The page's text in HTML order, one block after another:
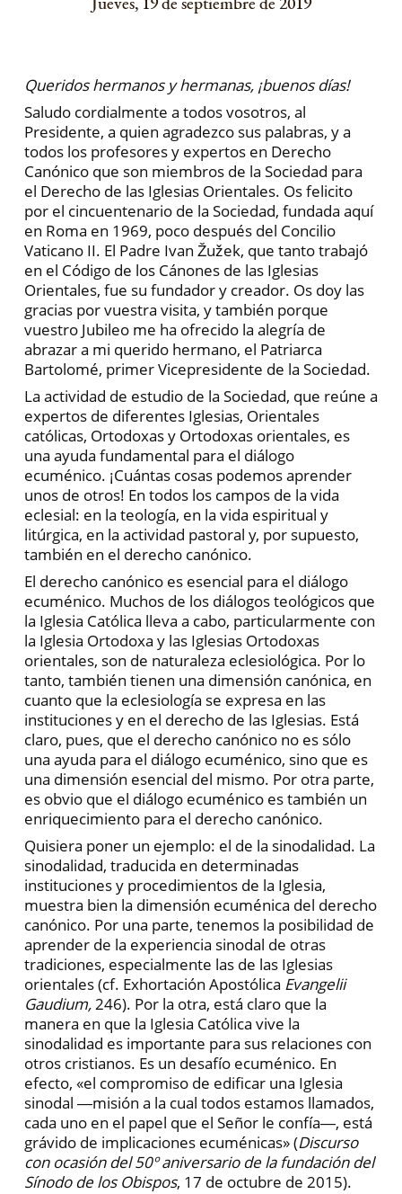
Queridos hermanos y hermanas, ¡buenos días!
Saludo cordialmente a todos vosotros, al
Presidente, a quien agradezco sus palabras, y a
todos los profesores y expertos en Derecho
Canónico que son miembros de la Sociedad para
el Derecho de las Iglesias Orientales. Os felicito
por el cincuentenario de la Sociedad, fundada aquí
en Roma en 1969, poco después del Concilio
Vaticano II. El Padre Ivan Žužek, que tanto trabajó
en el Código de los Cánones de las Iglesias
Orientales, fue su fundador y creador. Os doy las
gracias por vuestra visita, y también porque
vuestro Jubileo me ha ofrecido la alegría de
abrazar a mi querido hermano, el Patriarca
Bartolomé, primer Vicepresidente de la Sociedad.
La actividad de estudio de la Sociedad, que reúne a
expertos de diferentes Iglesias, Orientales
católicas, Ortodoxas y Ortodoxas orientales, es
una ayuda fundamental para el diálogo
ecuménico. ¡Cuántas cosas podemos aprender
unos de otros! En todos los campos de la vida
eclesial: en la teología, en la vida espiritual y
litúrgica, en la actividad pastoral y, por supuesto,
también en el derecho canónico.
El derecho canónico es esencial para el diálogo
ecuménico. Muchos de los diálogos teológicos que
la Iglesia Católica lleva a cabo, particularmente con
la Iglesia Ortodoxa y las Iglesias Ortodoxas
orientales, son de naturaleza eclesiológica. Por lo
tanto, también tienen una dimensión canónica, en
cuanto que la eclesiología se expresa en las
instituciones y en el derecho de las Iglesias. Está
claro, pues, que el derecho canónico no es sólo
una ayuda para el diálogo ecuménico, sino que es
una dimensión esencial del mismo. Por otra parte,
es obvio que el diálogo ecuménico es también un
enriquecimiento para el derecho canónico.
Quisiera poner un ejemplo: el de la sinodalidad. La
sinodalidad, traducida en determinadas
instituciones y procedimientos de la Iglesia,
muestra bien la dimensión ecuménica del derecho
canónico. Por una parte, tenemos la posibilidad de
aprender de la experiencia sinodal de otras
tradiciones, especialmente las de las Iglesias
orientales (cf. Exhortación Apostólica Evangelii
Gaudium,246). Por la otra, está claro que la
manera en que la Iglesia Católica vive la
sinodalidad es importante para sus relaciones con
otros cristianos. Es un desafío ecuménico. En
efecto, «el compromiso de edificar una Iglesia
sinodal ―misión a la cual todos estamos llamados,
cada uno en el papel que el Señor le confía―, está
grávido de implicaciones ecuménicas» (Discurso
con ocasión del 50º aniversario de la fundación del
Sínodo de los Obispos, 17 de octubre de 2015).